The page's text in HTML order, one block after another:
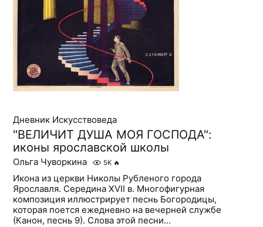
Дневник Искусствоведа
"ВЕЛИЧИТ ДУША МОЯ ГОСПОДА":
иконы ярославской школы
Ольга Чуворкина 5K 🔥
Икона из церкви Николы Рубленого города
Ярославля. Середина XVII в. Многофигурная
композиция иллюстрирует песнь Богородицы,
которая поется ежедневно на вечерней службе
(Канон, песнь 9). Слова этой песни...